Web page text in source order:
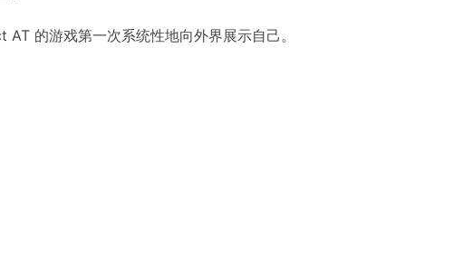
的游戏第一次系统性地向外界展示自己。